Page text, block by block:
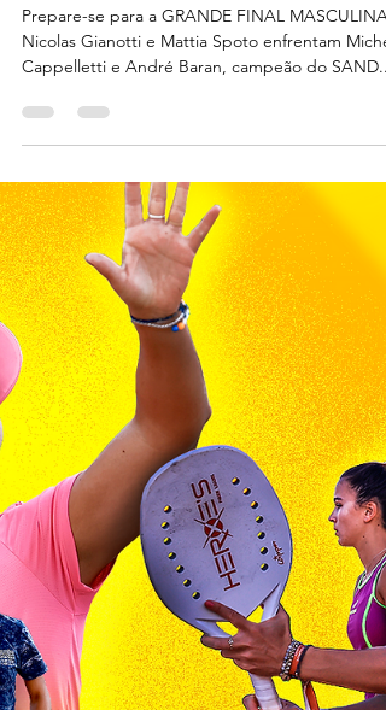
15 de jun. de 2024
ESPN E STAR+ HOJE
APÓS FINAL FEMININA!
Nicolas Gianotti e Mattia Spoto enfrentam
Cappelletti e André Baran, campeão do SAND...